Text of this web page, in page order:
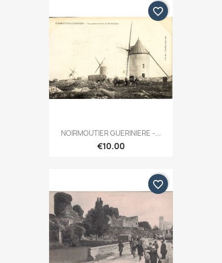
NOIRMOUTIER GUERINIERE -...
€10.00
favorite_border
favorite_border